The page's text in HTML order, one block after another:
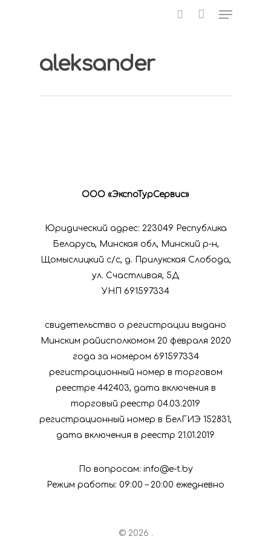
Нажмите Enter для поиска или ESC для
aleksander
ООО «ЭкспоТурСервис»
Юридический адрес: 223049 Республика
Беларусь, Минская обл, Минский р-н,
Щомыслицкий с/с, д. Прилукская Слобода,
ул. Счастливая, 5Д
УНП 691597334
свидетельство о регистрации выдано
Минским райисполкомом 20 февраля 2020
года за номером 691597334
регистрационный номер в торговом
реестре 442403, дата включения в
торговый реестр 04.03.2019
регистрационный номер в БелГИЭ 152831,
дата включения в реестр 21.01.2019
По вопросам: info@e-t.by
Режим работы: 09:00 – 20:00 ежедневно
© 2026 .
Организация
Публичный
договор
ярмарки